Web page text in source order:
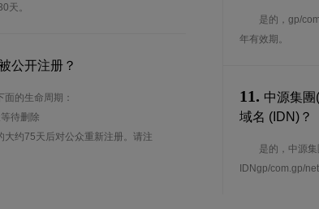
天。
公开注册？
的生命周期：
待删除
约75天后对公众重新注册。请注
是的，gp/
年有效期。
11. 中源集
域名 (IDN)？
是的，中源
IDNgp/com.gp/